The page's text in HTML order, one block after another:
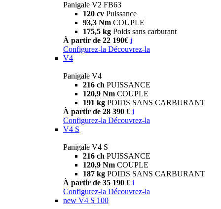
Panigale V2 FB63
120 cv Puissance
93,3 Nm COUPLE
175,5 kg Poids sans carburant
À partir de 22 190€ i
Configurez-la Découvrez-la
V4
Panigale V4
216 ch PUISSANCE
120,9 Nm COUPLE
191 kg POIDS SANS CARBURANT
À partir de 28 390 € i
Configurez-la Découvrez-la
V4 S
Panigale V4 S
216 ch PUISSANCE
120,9 Nm COUPLE
187 kg POIDS SANS CARBURANT
À partir de 35 190 € i
Configurez-la Découvrez-la
new V4 S 100